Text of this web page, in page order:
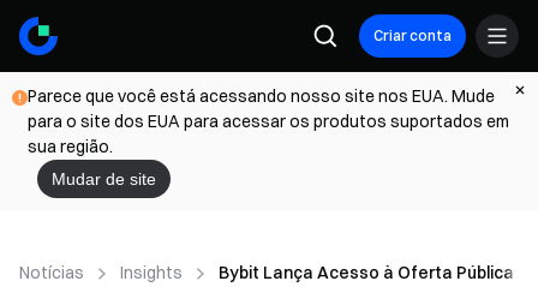
Criar conta
Parece que você está acessando nosso site nos EUA. Mude
para o site dos EUA para acessar os produtos suportados em
sua região.
Mudar de site
Notícias Insights Bybit Lança Acesso à Oferta Pública